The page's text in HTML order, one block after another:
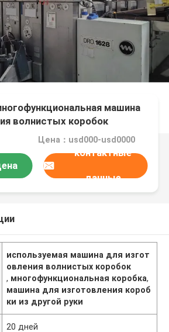
машина
волнистых коробок
Цена：usd000-usd0000
контактные
данные
используемая машина для изгот
овления волнистых коробок
, многофункциональная коробка,
машина для изготовления короб
ки из другой руки
20 дней